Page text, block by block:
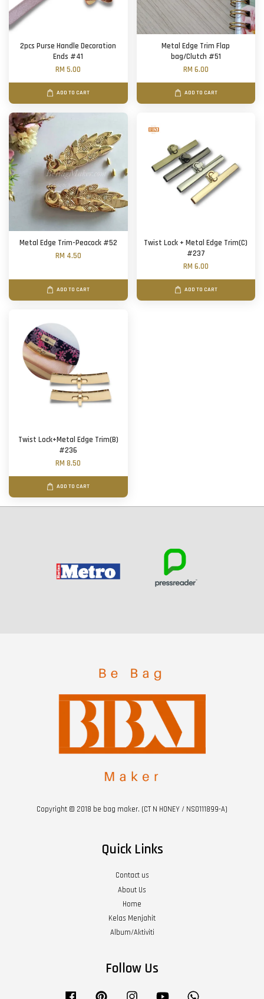
2pcs Purse Handle Decoration
Ends #41
RM 5.00
ADD TO CART
Metal Edge Trim Flap
bag/Clutch #51
RM 6.00
ADD TO CART
Metal Edge Trim-Peacock #52
RM 4.50
ADD TO CART
Twist Lock + Metal Edge Trim(C)
#237
RM 6.00
ADD TO CART
Twist Lock+Metal Edge Trim(B)
#236
RM 8.50
ADD TO CART
Copyright © 2018 be bag maker. (CT N HONEY / NS0111899-A)
Quick Links
Contact us
About Us
Home
Kelas Menjahit
Album/Aktiviti
Follow Us
Facebook Pinterest Instagram YouTube